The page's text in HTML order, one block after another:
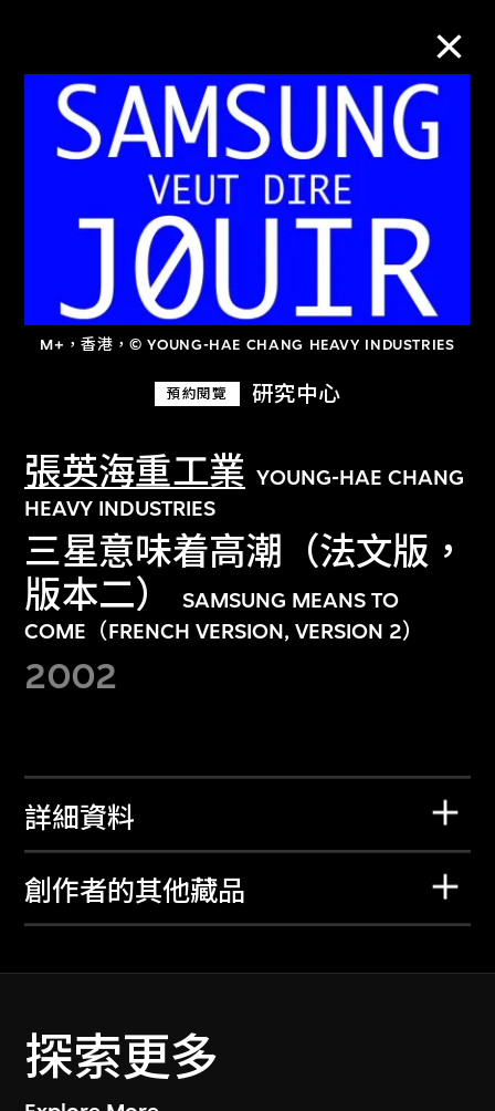
M+，香港，© YOUNG-HAE CHANG HEAVY INDUSTRIES
預約閱覽 研究中心
張英海重工業 YOUNG-HAE CHANG
HEAVY INDUSTRIES
三星意味着高潮（法文版，
版本二）
SAMSUNG MEANS TO
COME（FRENCH VERSION, VERSION 2）
2002
詳細資料
創作者的其他藏品
探索更多
M+藏品
進一步篩選
關於M+藏品
探索世界頂級的二十及二十一世紀視覺
文化藏品。